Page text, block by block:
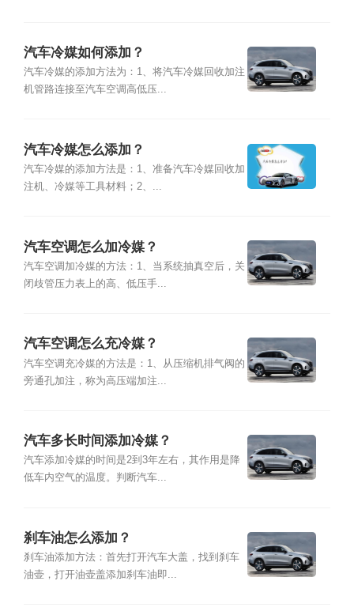
汽车冷媒如何添加？
汽车冷媒的添加方法为：1、将汽车冷媒回收加注
机管路连接至汽车空调高低压...
汽车冷媒怎么添加？
汽车冷媒的添加方法是：1、准备汽车冷媒回收加
注机、冷媒等工具材料；2、...
汽车空调怎么加冷媒？
汽车空调加冷媒的方法：1、当系统抽真空后，关
闭歧管压力表上的高、低压手...
汽车空调怎么充冷媒？
汽车空调充冷媒的方法是：1、从压缩机排气阀的
旁通孔加注，称为高压端加注...
汽车多长时间添加冷媒？
汽车添加冷媒的时间是2到3年左右，其作用是降
低车内空气的温度。判断汽车...
刹车油怎么添加？
刹车油添加方法：首先打开汽车大盖，找到刹车
油壶，打开油壶盖添加刹车油即...